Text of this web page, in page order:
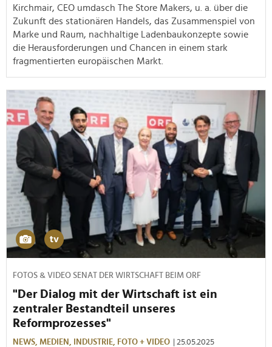
Kirchmair, CEO umdasch The Store Makers, u. a. über die
Zukunft des stationären Handels, das Zusammenspiel von
Marke und Raum, nachhaltige Ladenbaukonzepte sowie
die Herausforderungen und Chancen in einem stark
fragmentierten europäischen Markt.
FOTOS & VIDEO SENAT DER WIRTSCHAFT BEIM ORF
"Der Dialog mit der Wirtschaft ist ein
zentraler Bestandteil unseres
Reformprozesses"
NEWS, MEDIEN, INDUSTRIE, FOTO + VIDEO | 25.05.2025